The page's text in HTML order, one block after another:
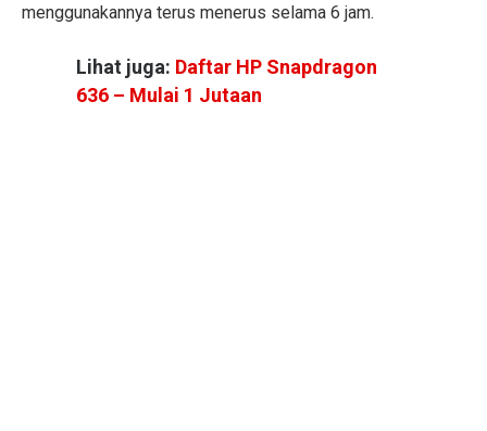
menggunakannya terus menerus selama 6 jam.
Lihat juga: Daftar HP Snapdragon
636 – Mulai 1 Jutaan